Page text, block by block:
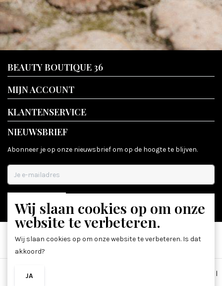
BEAUTY BOUTIQUE 36
MIJN ACCOUNT
KLANTENSERVICE
NIEUWSBRIEF
Abonneer je op onze nieuwsbrief om op de hoogte te blijven.
ABONNEER
Algemene voorwaarden
|
Wij slaan cookies op om onze
website te verbeteren.
Wij slaan cookies op om onze website te verbeteren. Is dat
akkoord?
JA